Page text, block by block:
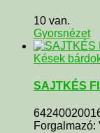
10 van.
Gyorsnézet
Kések
SAJTKÉS
Forgalmazó: